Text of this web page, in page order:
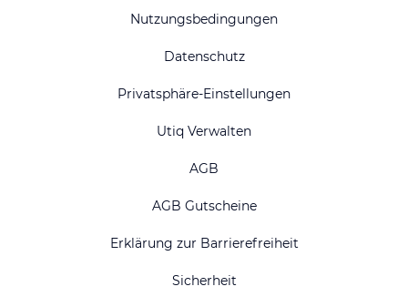
Nutzungsbedingungen
Datenschutz
Privatsphäre-Einstellungen
Utiq Verwalten
AGB
AGB Gutscheine
Erklärung zur Barrierefreiheit
Sicherheit